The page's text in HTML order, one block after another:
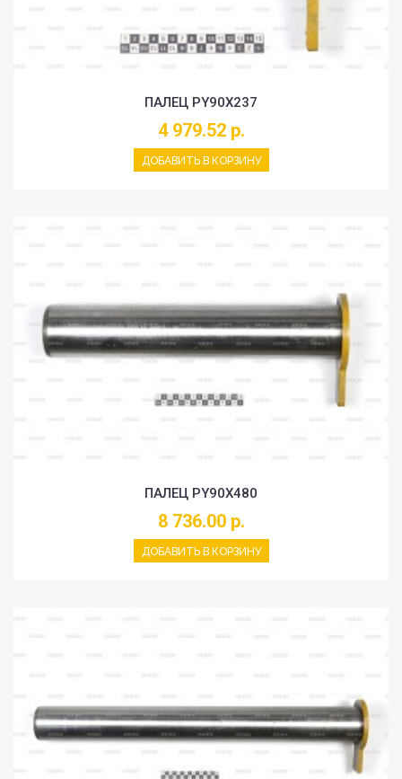
ПАЛЕЦ PY90X237
4 979.52 р.
ДОБАВИТЬ В КОРЗИНУ
ПАЛЕЦ PY90X480
8 736.00 р.
ДОБАВИТЬ В КОРЗИНУ